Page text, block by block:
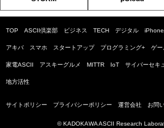
TOP ASCII倶楽部 ビジネス TECH デジタル
アキバ スマホ スタートアップ プログラミング+ ゲー
家電ASCII アスキーグルメ MITTR IoT サイバーセキ
地方活性
サイトポリシー プライバシーポリシー 運営会社 お問
© KADOKAWA ASCII Research